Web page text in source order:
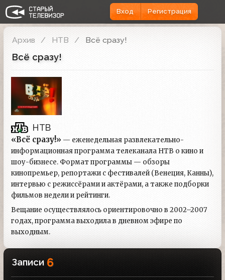
Вход Регистрация
Архив НТВ Всё сразу!
Всё сразу!
НТВ
«Всё сразу!» — еженедельная развлекательно-
информационная программа телеканала НТВ о кино и
шоу-бизнесе. Формат программы — обзоры
кинопремьер, репортажи с фестивалей (Венеция, Канны),
интервью с режиссёрами и актёрами, а также подборки
фильмов недели и рейтинги.
Вещание осуществлялось ориентировочно в 2002–2007
годах, программа выходила в дневном эфире по
выходным.
Записи 6